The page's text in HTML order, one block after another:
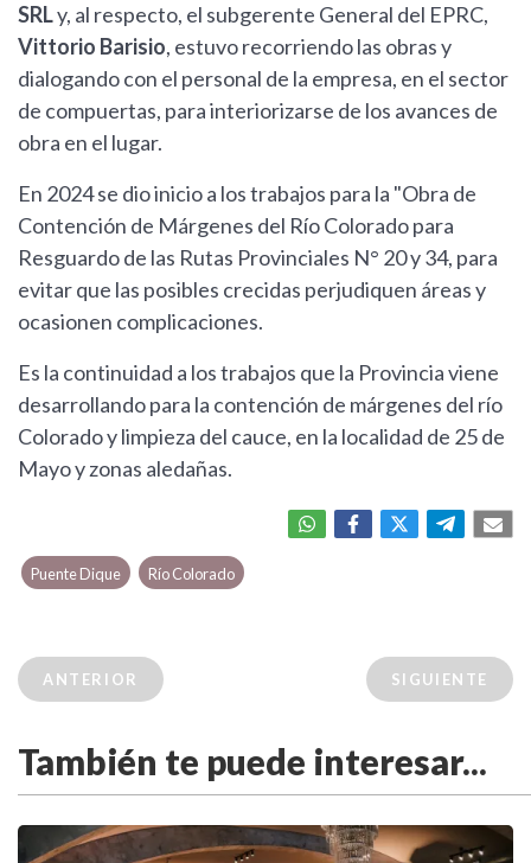
SRLy, al respecto, el subgerente General del EPRC,
Vittorio Barisio, estuvo recorriendo las obras y
dialogando con el personal de la empresa, en el sector
de compuertas, para interiorizarse de los avances de
obra en el lugar.
En 2024 se dio inicio a los trabajos para la "Obra de
Contención de Márgenes del Río Colorado para
Resguardo de las Rutas Provinciales N° 20 y 34, para
evitar que las posibles crecidas perjudiquen áreas y
ocasionen complicaciones.
Es la continuidad a los trabajos que la Provincia viene
desarrollando para la contención de márgenes del río
Colorado y limpieza del cauce, en la localidad de 25 de
Mayo y zonas aledañas.
Puente Dique Río Colorado
ANTERIOR SIGUIENTE
También te puede interesar...